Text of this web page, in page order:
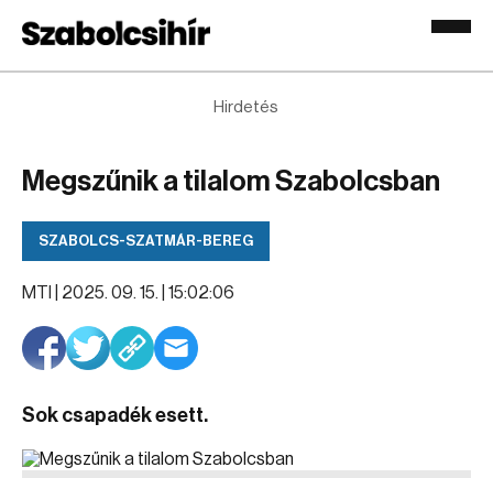
Hirdetés
Megszűnik a tilalom Szabolcsban
SZABOLCS-SZATMÁR-BEREG
MTI | 2025. 09. 15. | 15:02:06
Sok csapadék esett.